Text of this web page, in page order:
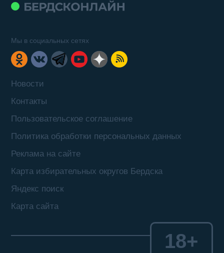
Новости
Контакты
Пользовательское соглашение
Политика обработки персональных данных
Реклама на сайте
Карта избирательных округов Бердска
Яндекс поиск
Карта сайта
Мы в социальных сетях
18+